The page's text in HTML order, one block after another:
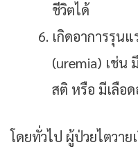
ชีวิตได้
เกิดอาการรุนแ
(uremia) เช่น
สติ หรือ มีเลือ
โดยทั่วไป ผู้ป่วยไตวาย